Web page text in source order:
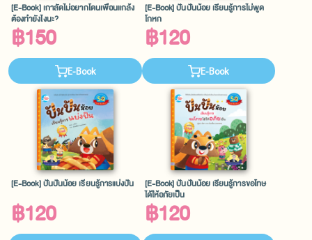
[E-Book] เกาลัดไม่อยากโดนเพื่อนแกล้ง
ต้องทำยังไงนะ?
฿150
E-Book
[E-Book] ปันปันน้อย เรียนรู้การไม่พูด
โกหก
฿120
E-Book
[E-Book] ปันปันน้อย เรียนรู้การแบ่งปัน
฿120
[E-Book] ปันปันน้อย เรียนรู้การขอโทษ
ได้ให้อภัยเป็น
฿120